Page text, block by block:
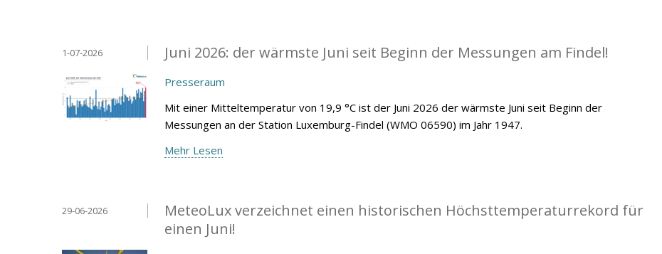
Juni 2026: der wärmste Juni seit Beginn der Messungen am Findel!
1-07-2026
Presseraum
Mit einer Mitteltemperatur von 19,9 °C ist der Juni 2026 der wärmste Juni seit Beginn der
Messungen an der Station Luxemburg-Findel (WMO 06590) im Jahr 1947.
Mehr Lesen
MeteoLux verzeichnet einen historischen Höchsttemperaturrekord für
einen Juni!
29-06-2026